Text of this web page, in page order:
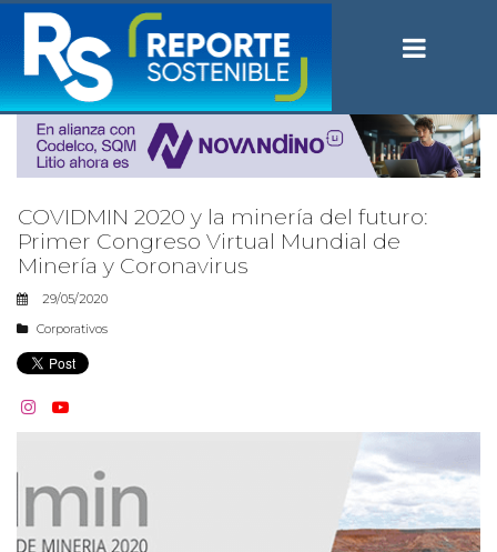
COVIDMIN 2020 y la minería del futuro:
Primer Congreso Virtual Mundial de
Minería y Coronavirus
29/05/2020
Corporativos
 